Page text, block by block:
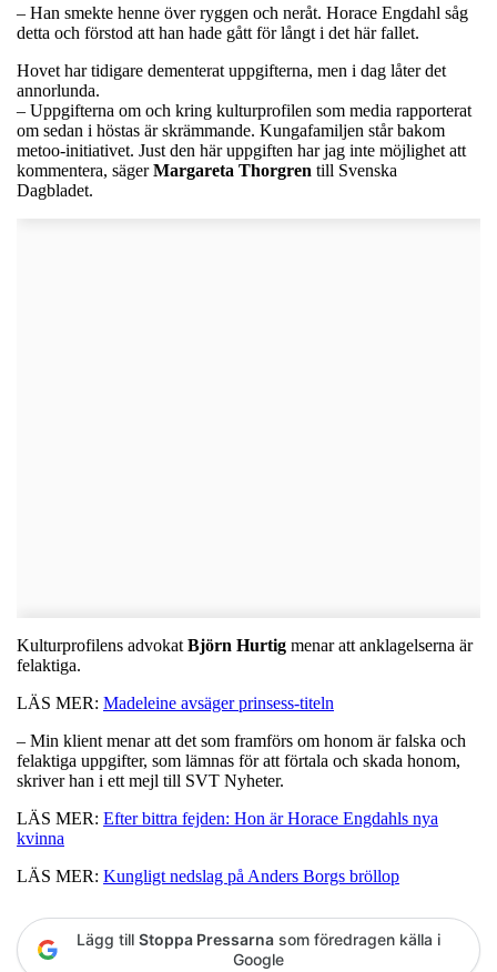
– Han smekte henne över ryggen och neråt. Horace Engdahl såg
detta och förstod att han hade gått för långt i det här fallet.
Hovet har tidigare dementerat uppgifterna, men i dag låter det
annorlunda.
– Uppgifterna om och kring kulturprofilen som media rapporterat
om sedan i höstas är skrämmande. Kungafamiljen står bakom
metoo-initiativet. Just den här uppgiften har jag inte möjlighet att
kommentera, sägerMargareta Thorgren till Svenska
Dagbladet.
Kulturprofilens advokat Björn Hurtig menar att anklagelserna är
felaktiga.
LÄS MER: Madeleine avsäger prinsess-titeln
– Min klient menar att det som framförs om honom är falska och
felaktiga uppgifter, som lämnas för att förtala och skada honom,
skriver han i ett mejl till SVT Nyheter.
LÄS MER: Efter bittra fejden: Hon är Horace Engdahls nya
kvinna
LÄS MER: Kungligt nedslag på Anders Borgs bröllop
Lägg till Stoppa Pressarna som föredragen källa i
Google